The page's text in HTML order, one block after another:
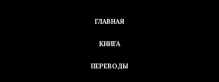
ГЛАВНАЯ
КНИГА
ПЕРЕВОДЫ